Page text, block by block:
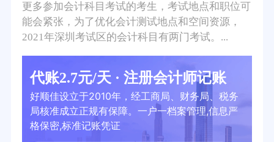
更多参加会计科目考试的考生，考试地点和职位可
能会紧张，为了优化会计测试地点和空间资源，
2021年深圳考试区的会计科目有两门考试。...
代账2.7元/天 · 注册会计师记账
好顺佳设立于2010年，经工商局、财务局、税务
局核准成立正规有保障。一户一档案管理,信息严
格保密,标准记账凭证